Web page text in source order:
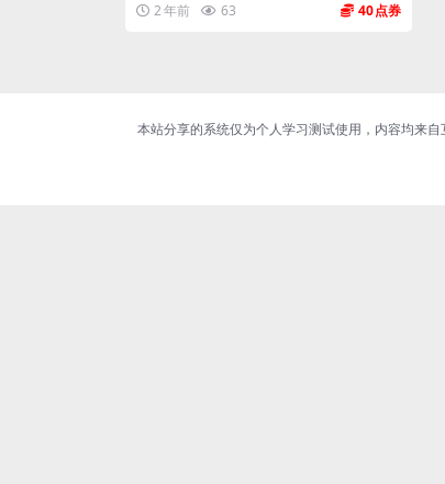
2 年前
63 40
本站分享的系统仅为个人学习测试使用，内容均来